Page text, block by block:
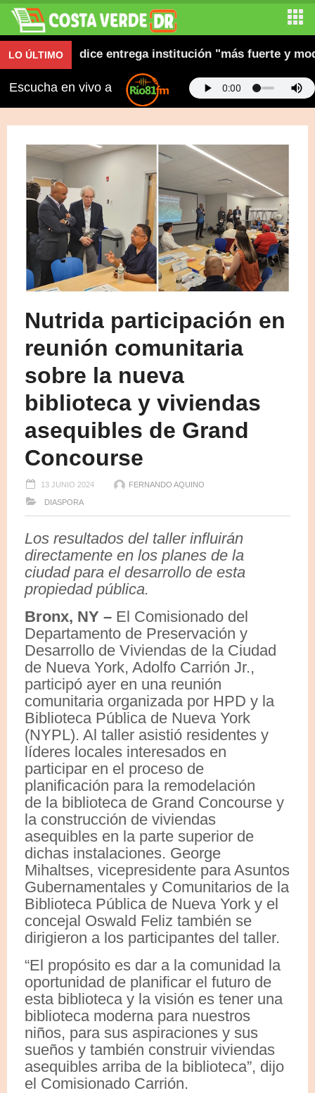
LO ÚLTIMOy dice entrega institución "más fuerte y
Escucha en vivo a
Nutrida participación en
reunión comunitaria
sobre la nueva
biblioteca y viviendas
asequibles de Grand
Concourse
13 JUNIO 2024 FERNANDO AQUINO
DIASPORA
Los resultados del taller influirán
directamente en los planes de la
ciudad para el desarrollo de esta
propiedad pública.
Bronx, NY – El Comisionado del
Departamento de Preservación y
Desarrollo de Viviendas de la Ciudad
de Nueva York, Adolfo Carrión Jr.,
participó ayer en una reunión
comunitaria organizada por HPD y la
Biblioteca Pública de Nueva York
(NYPL). Al taller asistió residentes y
líderes locales interesados en
participar en el proceso de
planificación para la remodelación
de la biblioteca de Grand Concourse y
la construcción de viviendas
asequibles en la parte superior de
dichas instalaciones. George
Mihaltses, vicepresidente para Asuntos
Gubernamentales y Comunitarios de la
Biblioteca Pública de Nueva York y el
concejal Oswald Feliz también se
dirigieron a los participantes del taller.
“El propósito es dar a la comunidad la
oportunidad de planificar el futuro de
esta biblioteca y la visión es tener una
biblioteca moderna para nuestros
niños, para sus aspiraciones y sus
sueños y también construir viviendas
asequibles arriba de la biblioteca”, dijo
el Comisionado Carrión.